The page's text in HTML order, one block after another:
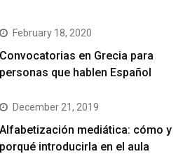
February 18, 2020
Convocatorias en Grecia para
personas que hablen Español
December 21, 2019
Alfabetización mediática: cómo y
porqué introducirla en el aula